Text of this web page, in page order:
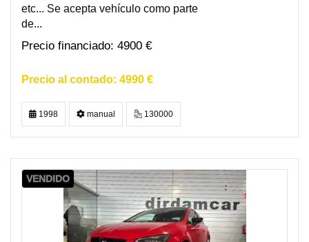
etc... Se acepta vehículo como parte
de...
4900 €
4990 €
1998 manual 130000
VENDIDO